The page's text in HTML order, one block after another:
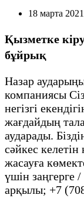
18 марта 2021
Қызметке
бұйрық
Назар
компаниясы
негізгі
жағдайдың
аударады.
сәйкес
жасауға
үшін заңгерге
арқылы; +7